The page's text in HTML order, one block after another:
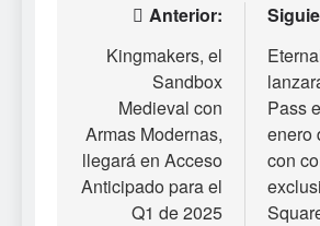
Navegación
de
entradas
Anterior:
Kingmakers, el
Sandbox
Medieval con
Armas Modernas,
llegará en Acceso
Anticipado para el
Q1 de 2025
Pass
enero
con